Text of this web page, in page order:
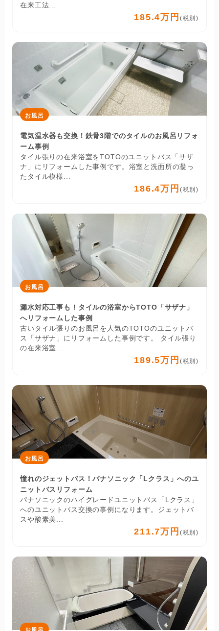
在来工法...
185.4万円 (税別)
お風呂
電気温水器も交換！鉄骨3階でのタイルのお風呂リフォ
ーム事例
タイル張りの在来浴室をTOTOのユニットバス「サザ
ナ」にリフォームした事例です。浴室と洗面所の凝っ
たタイル模様...
186.4万円 (税別)
お風呂
漏水対応工事も！タイルの浴室からTOTO「サザナ」
へリフォームした事例
古いタイル張りのお風呂を人気のTOTOのユニットバ
ス「サザナ」にリフォームした事例です。 タイル張り
の在来浴室...
189.5万円 (税別)
お風呂
憧れのジェットバス！パナソニック「Lクラス」へのユ
ニットバスリフォーム
パナソニックのハイグレードユニットバス「Lクラス」
へのユニットバス交換の事例になります。ジェットバ
スや酸素美...
211.7万円 (税別)